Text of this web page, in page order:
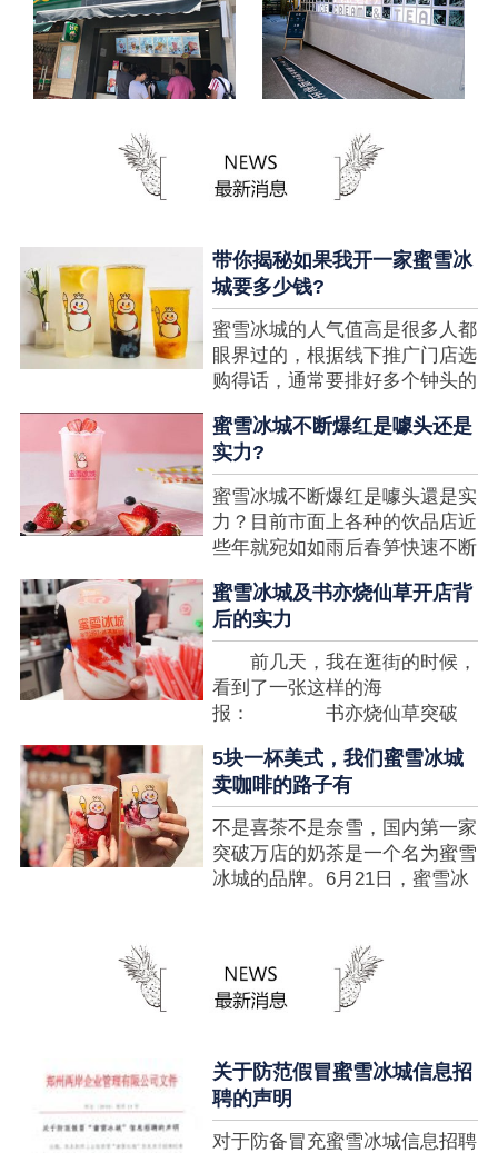
带你揭秘如果我开一家蜜雪冰
城要多少钱?
蜜雪冰城的人气值高是很多人都
眼界过的，根据线下推广门店选
购得话，通常要排好多个钟头的
想要排长队，为的便是那一杯令
人挂念的蜜雪冰城。顾客喜爱的
商品，投资者为什么会看不见在
其中的创业商机呢?许多投资者
都会了解我开一家蜜雪冰城要多
少钱?....
蜜雪冰城不断爆红是噱头还是
实力?
蜜雪冰城不断爆红是噱头還是实
力？目前市面上各种的饮品店近
些年就宛如如雨后春笋快速不断
有运营不小心便会被取代，由于
受年青人的喜爱，再加全国人民
的经济发展水准提升，奶茶饮品
行业发展趋势快速，因此 这一
制造行业有着十分....
蜜雪冰城及书亦烧仙草开店背
后的实力
前几天，我在逛街的时候，
看到了一张这样的海
报： 书亦烧仙草突破
了，这个连名字都没怎么听过的
奶茶店，怎么就悄咪咪地开了这
么多家了？ 也许大家对
5000 家店是什么量级没什么概
念，我来给对....
5块一杯美式，我们蜜雪冰城
卖咖啡的路子有
不是喜茶不是奈雪，国内第一家
突破万店的奶茶是一个名为蜜雪
冰城的品牌。6月21日，蜜雪冰
家，买多少送多少”的横幅，这
个自1997年开始营业的街边奶
茶店正逐渐展露它的锋芒。不过
关于防范假冒蜜雪冰城信息招
聘的声明
对于防备冒充蜜雪冰城信息招聘